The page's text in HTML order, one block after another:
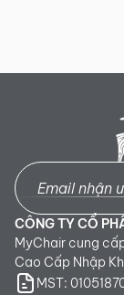
CÔNG TY CỔ
MyChair cung
Cao Cấp Nhập
MST: